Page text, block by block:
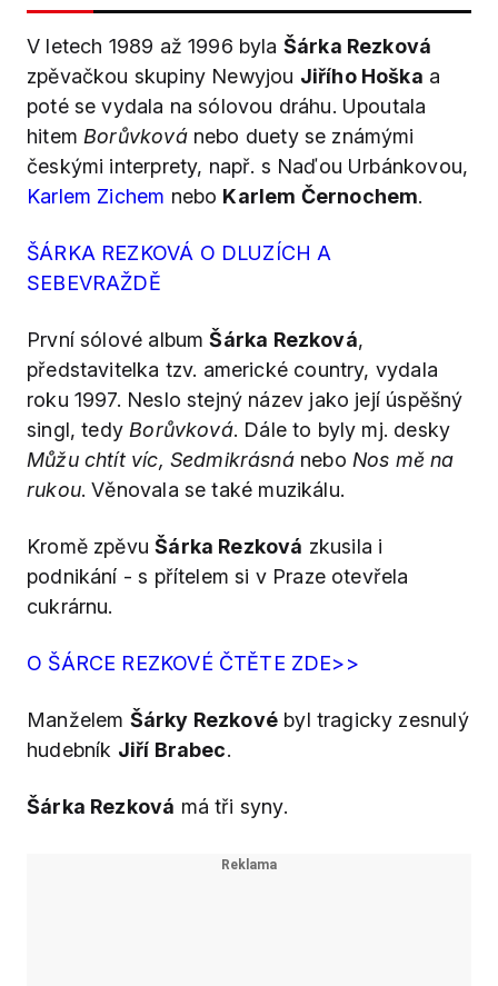
V letech 1989 až 1996 byla Šárka Rezková
zpěvačkou skupiny Newyjou Jiřího Hoška a
poté se vydala na sólovou dráhu. Upoutala
hitem Borůvkovánebo duety se známými
českými interprety, např. s Naďou Urbánkovou,
Karlem Zichem nebo Karlem Černochem.
ŠÁRKA REZKOVÁ O DLUZÍCH A
SEBEVRAŽDĚ
První sólové albumŠárka Rezková,
představitelka tzv. americké country, vydala
roku 1997. Neslo stejný název jako její úspěšný
singl, tedy Borůvková. Dále to byly mj. desky
Můžu chtít víc, Sedmikrásnánebo Nos mě na
rukou. Věnovala se také muzikálu.
Kromě zpěvuŠárka Rezková zkusila i
podnikání - s přítelem si v Praze otevřela
cukrárnu.
O ŠÁRCE REZKOVÉ ČTĚTE ZDE>>
Manželem Šárky Rezkovébyl tragicky zesnulý
hudebník Jiří Brabec.
Šárka Rezková má tři syny.